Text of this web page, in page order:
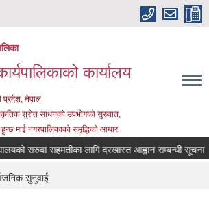
कार्यालय
प्रदेश, नेपाल
श्रोत साधनको उपभोगको सुरुवात,
माई नगरपालिकाको समृद्धिको आधार
सरुवा सहमतीका लागि दरखास्त आह्वान सम्बन्धी सूचना
सुनुवाई